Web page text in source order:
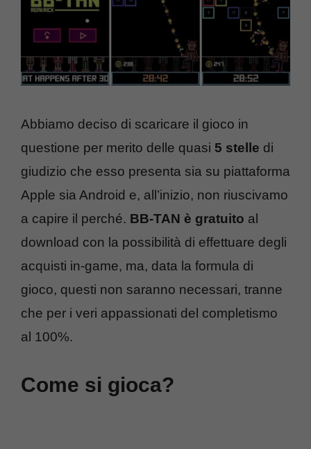
Abbiamo deciso di scaricare il gioco in
questione per merito delle quasi 5 stelle di
giudizio che esso presenta sia su piattaforma
Apple sia Android e, all’inizio, non riuscivamo
a capire il perché. BB-TAN è gratuito al
download con la possibilità di effettuare degli
acquisti in-game, ma, data la formula di
gioco, questi non saranno necessari, tranne
che per i veri appassionati del completismo
al 100%.
Come si gioca?